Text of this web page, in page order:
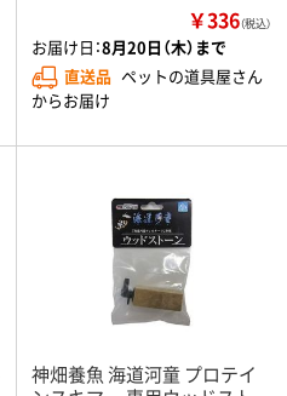
￥336（税込）
お届け日：8月20日（木）まで
直送品 ペットの道具屋さん
からお届け
神畑養魚 海道河童 プロテイ